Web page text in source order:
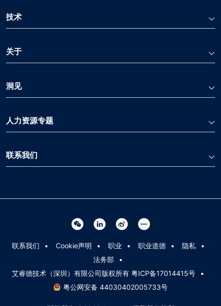
技术
关于
洞见
人力资源专题
联系我们
Linkedin 关联
Weibo 关联Youku 关联
联系我们 Cookie声明 职业 职业道德
隐私
法务部
艾睿德技术（深圳）有限公司版权所有 粤ICP备17014415号
粤公网安备 44030402005733号